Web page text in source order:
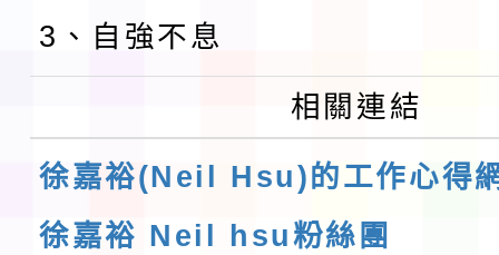
3、自強不息
相關連結
徐嘉裕(Neil Hsu)的工作心得
徐嘉裕 Neil hsu粉絲團